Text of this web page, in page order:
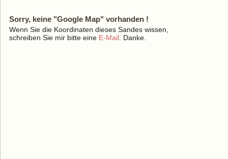
Sorry, keine "Google Map" vorhanden !
Wenn Sie die Koordinaten dieses Sandes wissen,
schreiben Sie mir bitte eine E-Mail . Danke.